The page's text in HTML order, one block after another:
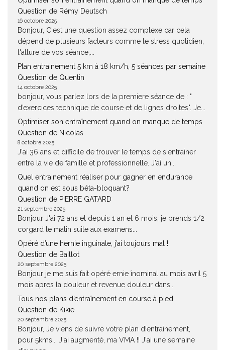
Question de Rémy Deutsch
16 octobre 2025
Bonjour, C'est une question assez complexe car cela
dépend de plusieurs facteurs comme le stress quotidien,
l'allure de vos séance,...
Plan entrainement 5 km à 18 km/h, 5 séances par semaine
Question de Quentin
14 octobre 2025
bonjour, vous parlez lors de la premiere séance de : "
d’exercices technique de course et de lignes droites". Je...
Optimiser son entraînement quand on manque de temps
Question de Nicolas
8 octobre 2025
J'ai 36 ans et difficile de trouver le temps de s'entrainer
entre la vie de famille et professionnelle. J'ai un...
Quel entrainement réaliser pour gagner en endurance
quand on est sous béta-bloquant?
Question de PIERRE GATARD
21 septembre 2025
Bonjour J'ai 72 ans et depuis 1 an et 6 mois, je prends 1/2
corgard le matin suite aux examens...
Opéré d’une hernie inguinale, j’ai toujours mal !
Question de Baillot
20 septembre 2025
Bonjour je me suis fait opéré ernie înominal au mois avril 5
mois apres la douleur et revenue douleur dans...
Tous nos plans d’entraînement en course à pied
Question de Kikie
20 septembre 2025
Bonjour, Je viens de suivre votre plan d!entrainement,
pour 5kms... J'ai augmenté, ma VMA !! J'ai une semaine